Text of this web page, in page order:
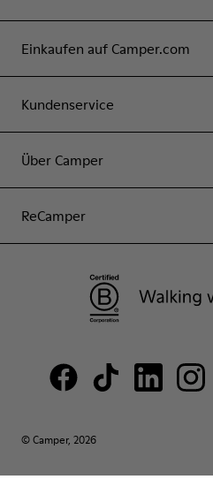
Einkaufen auf Camper.com
Kundenservice
Über Camper
ReCamper
© Camper, 2026